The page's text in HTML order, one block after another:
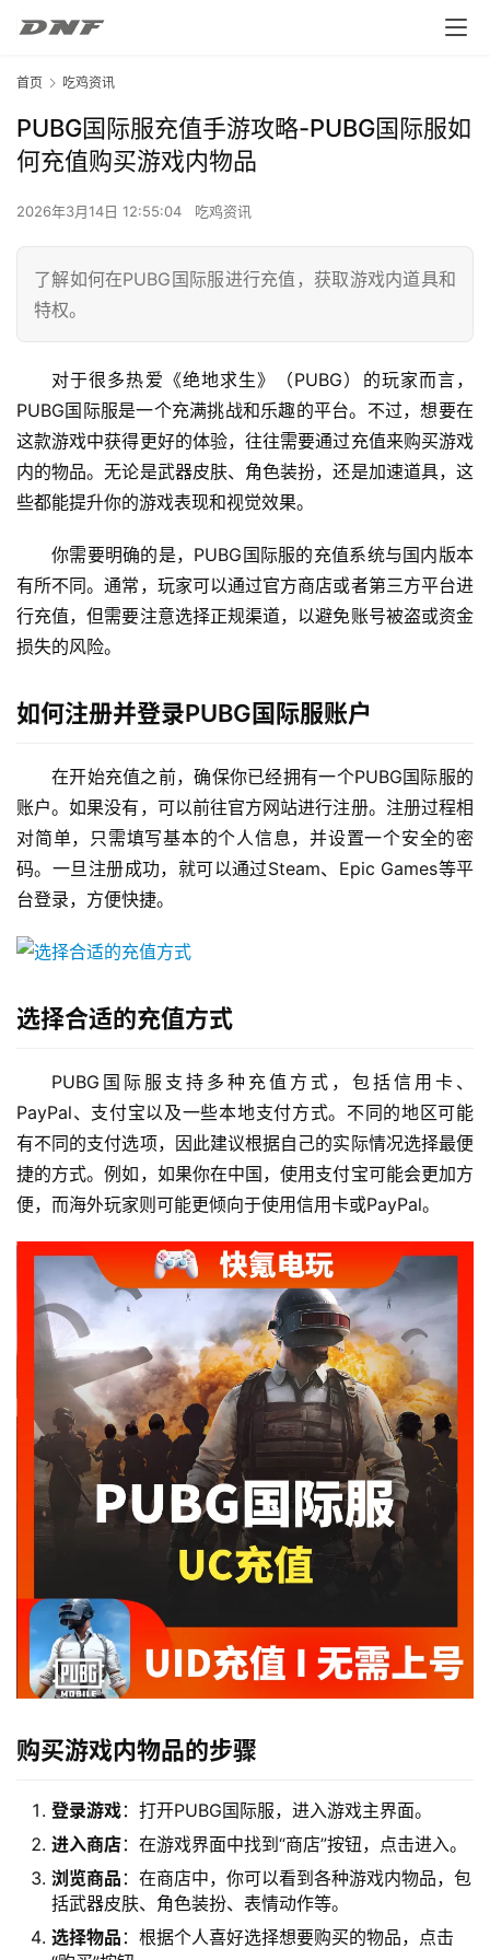
首页 吃鸡资讯
PUBG国际服充值手游攻略-PUBG国际服如
何充值购买游戏内物品
2026年3月14日 12:55:04 吃鸡资讯
了解如何在PUBG国际服进行充值，获取游戏内道具和
特权。
对于很多热爱《绝地求生》（PUBG）的玩家而言，
PUBG国际服是一个充满挑战和乐趣的平台。不过，想要在
这款游戏中获得更好的体验，往往需要通过充值来购买游戏
内的物品。无论是武器皮肤、角色装扮，还是加速道具，这
些都能提升你的游戏表现和视觉效果。
你需要明确的是，PUBG国际服的充值系统与国内版本
有所不同。通常，玩家可以通过官方商店或者第三方平台进
行充值，但需要注意选择正规渠道，以避免账号被盗或资金
损失的风险。
如何注册并登录PUBG国际服账户
在开始充值之前，确保你已经拥有一个PUBG国际服的
账户。如果没有，可以前往官方网站进行注册。注册过程相
对简单，只需填写基本的个人信息，并设置一个安全的密
码。一旦注册成功，就可以通过Steam、Epic Games等平
台登录，方便快捷。
选择合适的充值方式
PUBG国际服支持多种充值方式，包括信用卡、
PayPal、支付宝以及一些本地支付方式。不同的地区可能
有不同的支付选项，因此建议根据自己的实际情况选择最便
捷的方式。例如，如果你在中国，使用支付宝可能会更加方
便，而海外玩家则可能更倾向于使用信用卡或PayPal。
购买游戏内物品的步骤
登录游戏：打开PUBG国际服，进入游戏主界面。
进入商店：在游戏界面中找到“商店”按钮，点击进入。
浏览商品 ：在商店中，你可以看到各种游戏内物品，包
括武器皮肤、角色装扮、表情动作等。
选择物品 ：根据个人喜好选择想要购买的物品，点击